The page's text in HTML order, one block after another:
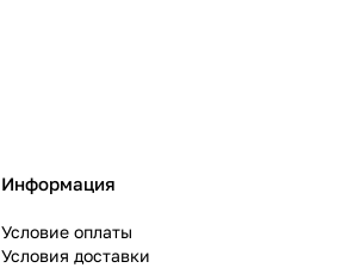
Информация
Условие оплаты
Условия доставки